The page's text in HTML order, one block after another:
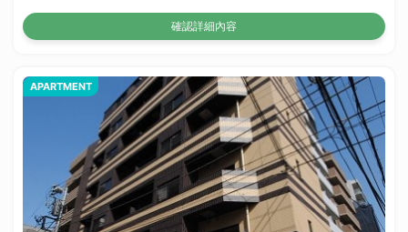
確認詳細內容
APARTMENT